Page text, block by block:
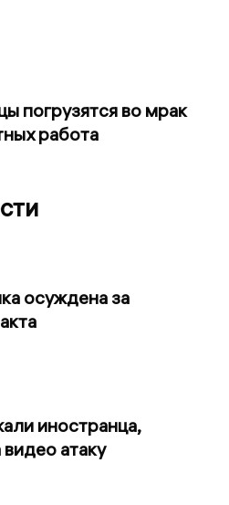
погрузятся во мрак
работа
осуждена за
иностранца,
атаку